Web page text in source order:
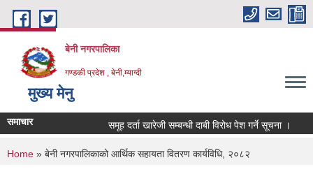
Skip to main content
बेनी नगरपालिका
गण्डकी प्रदेश , बेनी,म्याग्दी
मुख्य मेनु
समाचार समूह दर्ता खारेजी सम्बन्धी दाबी विरोध पेश गर्ने सूचना ।
You are here
Home » बेनी नगरपालिकाको आर्थिक सहायता वितरण कार्यविधि, २०८२